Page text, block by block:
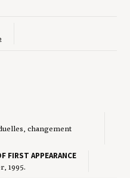
changement
FIRST APPEARANCE
1995.